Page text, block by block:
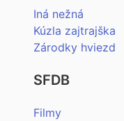
Iná nežná
Kúzla zajtrajška
Zárodky hviezd
SFDB
Filmy